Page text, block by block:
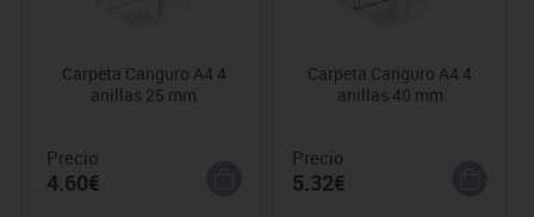
Carpeta Canguro A4 4
anillas 25 mm
Precio
4.60€
Carpeta Canguro A4 4
anillas 40 mm
Precio
5.32€